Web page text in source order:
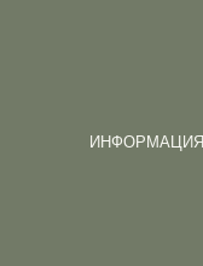
ИНФОРМАЦИЯ